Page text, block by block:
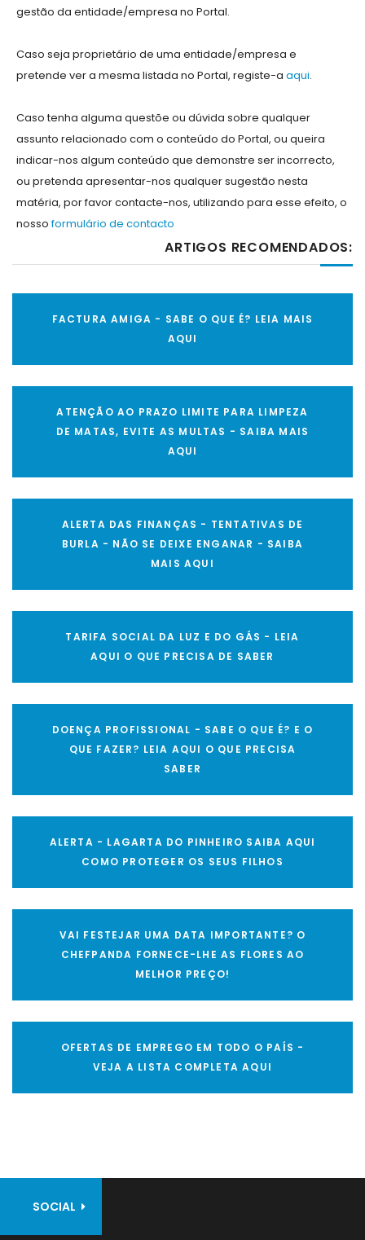
gestão da entidade/empresa no Portal.
Caso seja proprietário de uma entidade/empresa e
pretende ver a mesma listada no Portal, registe-a aqui.
Caso tenha alguma questõe ou dúvida sobre qualquer
assunto relacionado com o conteúdo do Portal, ou queira
indicar-nos algum conteúdo que demonstre ser incorrecto,
ou pretenda apresentar-nos qualquer sugestão nesta
matéria, por favor contacte-nos, utilizando para esse efeito, o
nossoformulário de contacto
ARTIGOS RECOMENDADOS:
FACTURA AMIGA - SABE O QUE É? LEIA MAIS
AQUI
ATENÇÃO AO PRAZO LIMITE PARA LIMPEZA
DE MATAS, EVITE AS MULTAS - SAIBA MAIS
AQUI
ALERTA DAS FINANÇAS - TENTATIVAS DE
BURLA - NÃO SE DEIXE ENGANAR - SAIBA
MAIS AQUI
TARIFA SOCIAL DA LUZ E DO GÁS - LEIA
AQUI O QUE PRECISA DE SABER
DOENÇA PROFISSIONAL - SABE O QUE É? E O
QUE FAZER? LEIA AQUI O QUE PRECISA
SABER
ALERTA - LAGARTA DO PINHEIRO SAIBA AQUI
COMO PROTEGER OS SEUS FILHOS
VAI FESTEJAR UMA DATA IMPORTANTE? O
CHEFPANDA FORNECE-LHE AS FLORES AO
MELHOR PREÇO!
OFERTAS DE EMPREGO EM TODO O PAÍS -
VEJA A LISTA COMPLETA AQUI
SOCIAL